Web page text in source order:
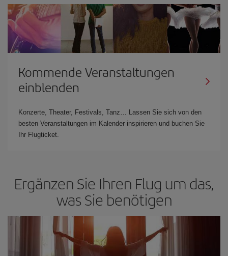
Kommende Veranstaltungen
einblenden
Konzerte, Theater, Festivals, Tanz… Lassen Sie sich von den
besten Veranstaltungen im Kalender inspirieren und buchen Sie
Ihr Flugticket.
Ergänzen Sie Ihren Flug um das,
was Sie benötigen